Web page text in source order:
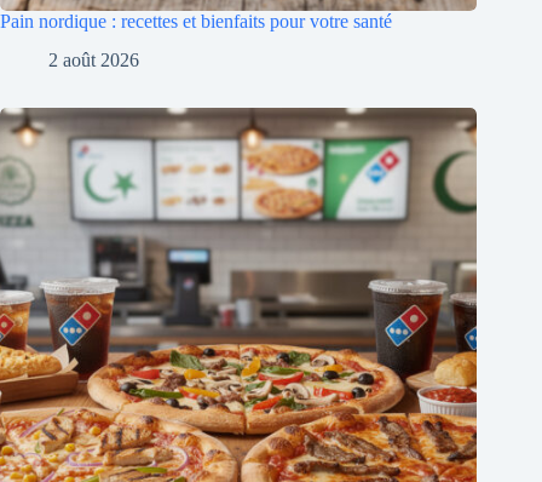
Pain nordique : recettes et bienfaits pour votre santé
2 août 2026